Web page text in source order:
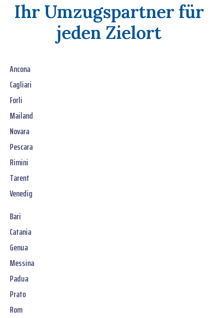
Ihr Umzugspartner für
jeden Zielort
Ancona
Cagliari
Forli
Mailand
Novara
Pescara
Rimini
Tarent
Venedig
Bari
Catania
Genua
Messina
Padua
Prato
Rom